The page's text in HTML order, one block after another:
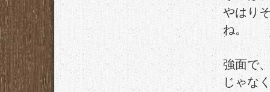
やはり
ね。
強面で
じゃな